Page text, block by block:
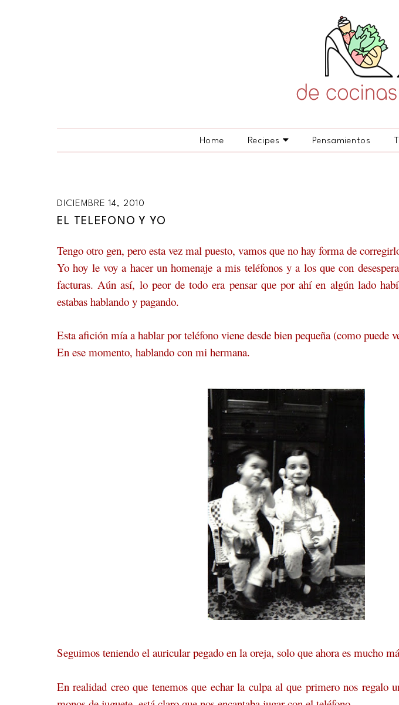
Home Recipes Pensamientos
DICIEMBRE 14, 2010
EL TELEFONO Y YO
Tengo otro gen, pero esta vez mal puesto, vamos que no hay forma de
Yo hoy le voy a hacer un homenaje a mis teléfonos y a los que con
facturas. Aún así, lo peor de todo era pensar que por ahí en algún lado
estabas hablando y pagando.
Esta afición mía a hablar por teléfono viene desde bien pequeña (como puede
En ese momento, hablando con mi hermana.
Seguimos teniendo el auricular pegado en la oreja, solo que ahora es mucho
En realidad creo que tenemos que echar la culpa al que primero nos regalo